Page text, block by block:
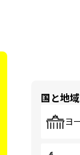
国と地域
ヨ